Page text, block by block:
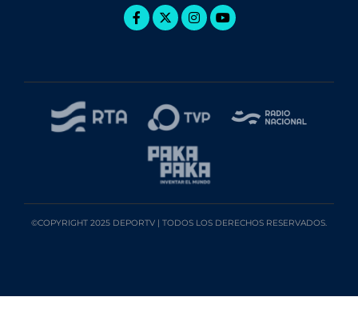
©COPYRIGHT 2025 DEPORTV | TODOS LOS DERECHOS RESERVADOS.